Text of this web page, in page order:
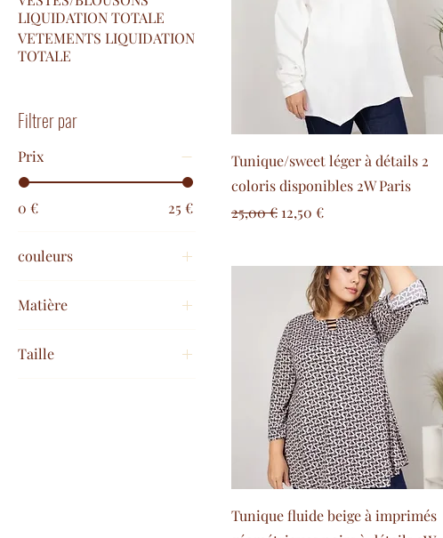
LIQUIDATION TOTALE
VETEMENTS LIQUIDATION
TOTALE
Filtrer par
Prix
0 € 25 €
couleurs
Matière
boules
Taille
Tunique/sweet léger à détails 2
coloris disponibles 2W Paris
Prix original
25,00 € Prix promotionnel
12,50 €
Tunique fluide beige à imprimés